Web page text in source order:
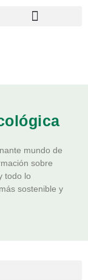
mundo de
sobre
todo lo
sostenible y